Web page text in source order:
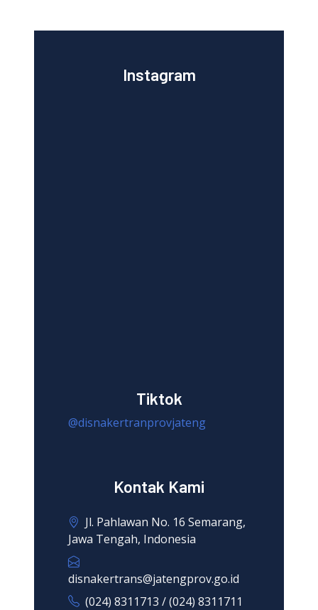
Instagram
Tiktok
@disnakertranprovjateng
Kontak Kami
Jl. Pahlawan No. 16 Semarang,
Jawa Tengah, Indonesia
disnakertrans@jatengprov.go.id
(024) 8311713 / (024) 8311711